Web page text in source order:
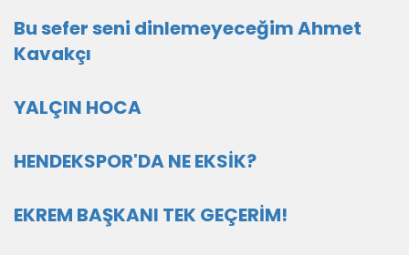
Bu sefer seni dinlemeyeceğim Ahmet
Kavakçı
YALÇIN HOCA
HENDEKSPOR'DA NE EKSİK?
EKREM BAŞKANI TEK GEÇERİM!